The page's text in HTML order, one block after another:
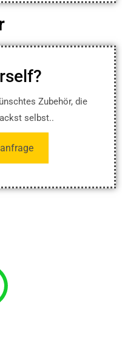
Zubehör, die
selbst..